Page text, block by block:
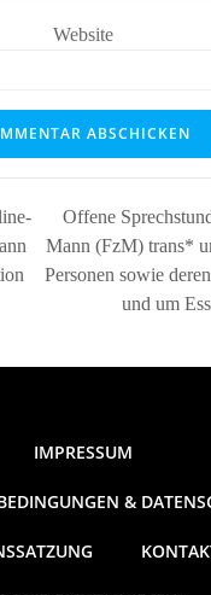
Website
Offene
Mann (FzM) trans*
Personen sowie
und um
IMPRESSUM
&